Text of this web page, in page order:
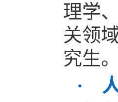
理学
关领
究生。
·